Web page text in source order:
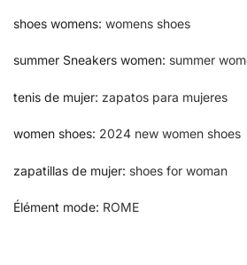
shoes womens: womens shoes
summer Sneakers women: summer
tenis de mujer: zapatos para mujeres
women shoes: 2024 new women shoes
zapatillas de mujer: shoes for woman
Élément mode: ROME